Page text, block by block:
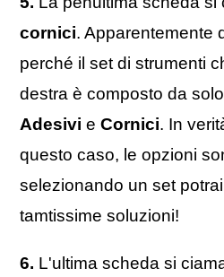
cornici. Apparentemente
perché il set di strumenti
destra è composto da
Adesivi e Cornici. In
questo caso, le opzioni
selezionando un set
tamtissime soluzioni!
6. L'ultima scheda si